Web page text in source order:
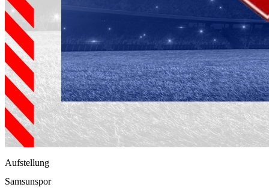
Aufstellung
Samsunspor